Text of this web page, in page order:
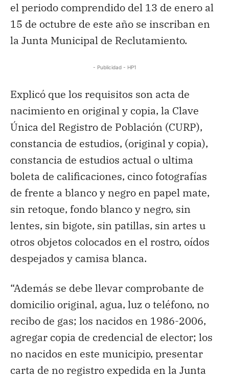
el periodo comprendido del 13 de enero al
15 de octubre de este año se inscriban en
la Junta Municipal de Reclutamiento.
- Publicidad - HP1
Explicó que los requisitos son acta de
nacimiento en original y copia, la Clave
Única del Registro de Población (CURP),
constancia de estudios, (original y copia),
constancia de estudios actual o ultima
boleta de calificaciones, cinco fotografías
de frente a blanco y negro en papel mate,
sin retoque, fondo blanco y negro, sin
lentes, sin bigote, sin patillas, sin artes u
otros objetos colocados en el rostro, oídos
despejados y camisa blanca.
“Además se debe llevar comprobante de
domicilio original, agua, luz o teléfono, no
recibo de gas; los nacidos en 1986-2006,
agregar copia de credencial de elector; los
no nacidos en este municipio, presentar
carta de no registro expedida en la Junta